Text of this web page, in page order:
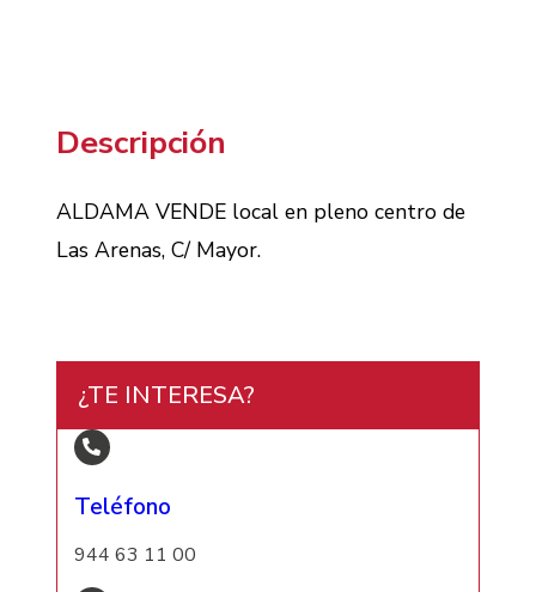
Descripción
ALDAMA VENDE local en pleno centro de
Las Arenas, C/ Mayor.
¿TE INTERESA?
Teléfono
944 63 11 00